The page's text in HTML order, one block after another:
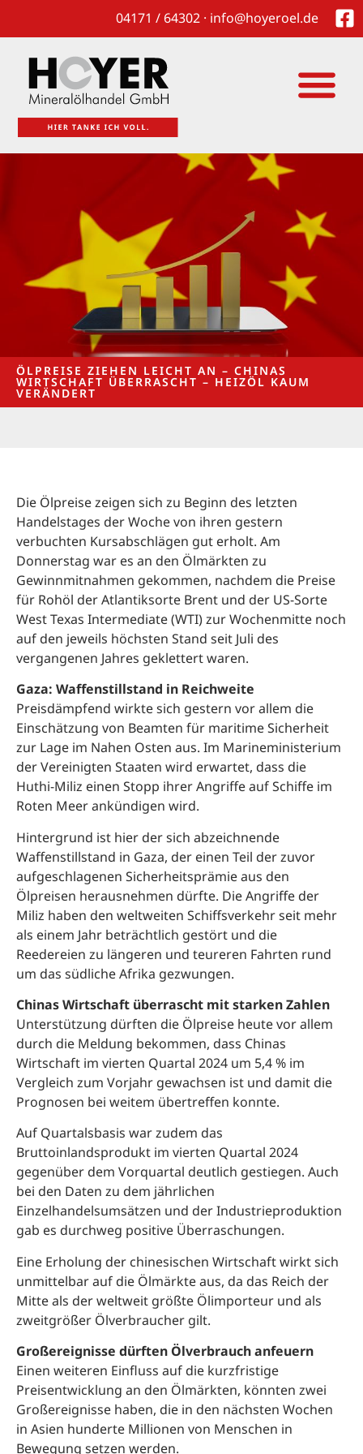
04171 / 64302 · info@hoyeroel.de
ÖLPREISE ZIEHEN LEICHT AN – CHINAS
WIRTSCHAFT ÜBERRASCHT – HEIZÖL KAUM
VERÄNDERT
Die Ölpreise zeigen sich zu Beginn des letzten
Handelstages der Woche von ihren gestern
verbuchten Kursabschlägen gut erholt. Am
Donnerstag war es an den Ölmärkten zu
Gewinnmitnahmen gekommen, nachdem die Preise
für Rohöl der Atlantiksorte Brent und der US-Sorte
West Texas Intermediate (WTI) zur Wochenmitte noch
auf den jeweils höchsten Stand seit Juli des
vergangenen Jahres geklettert waren.
Gaza: Waffenstillstand in Reichweite
Preisdämpfend wirkte sich gestern vor allem die
Einschätzung von Beamten für maritime Sicherheit
zur Lage im Nahen Osten aus. Im Marineministerium
der Vereinigten Staaten wird erwartet, dass die
Huthi-Miliz einen Stopp ihrer Angriffe auf Schiffe im
Roten Meer ankündigen wird.
Hintergrund ist hier der sich abzeichnende
Waffenstillstand in Gaza, der einen Teil der zuvor
aufgeschlagenen Sicherheitsprämie aus den
Ölpreisen herausnehmen dürfte. Die Angriffe der
Miliz haben den weltweiten Schiffsverkehr seit mehr
als einem Jahr beträchtlich gestört und die
Reedereien zu längeren und teureren Fahrten rund
um das südliche Afrika gezwungen.
Chinas Wirtschaft überrascht mit starken Zahlen
Unterstützung dürften die Ölpreise heute vor allem
durch die Meldung bekommen, dass Chinas
Wirtschaft im vierten Quartal 2024 um 5,4 % im
Vergleich zum Vorjahr gewachsen ist und damit die
Prognosen bei weitem übertreffen konnte.
Auf Quartalsbasis war zudem das
Bruttoinlandsprodukt im vierten Quartal 2024
gegenüber dem Vorquartal deutlich gestiegen. Auch
bei den Daten zu dem jährlichen
Einzelhandelsumsätzen und der Industrieproduktion
gab es durchweg positive Überraschungen.
Eine Erholung der chinesischen Wirtschaft wirkt sich
unmittelbar auf die Ölmärkte aus, da das Reich der
Mitte als der weltweit größte Ölimporteur und als
zweitgrößer Ölverbraucher gilt.
Großereignisse dürften Ölverbrauch anfeuern
Einen weiteren Einfluss auf die kurzfristige
Preisentwicklung an den Ölmärkten, könnten zwei
Großereignisse haben, die in den nächsten Wochen
in Asien hunderte Millionen von Menschen in
Bewegung setzen werden.